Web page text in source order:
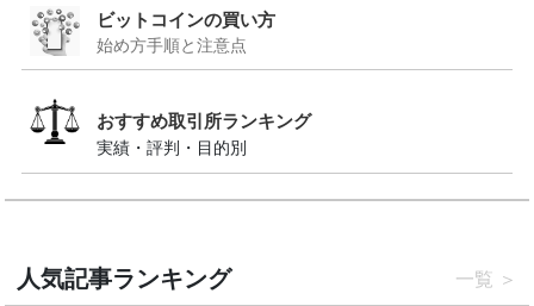
ビットコインの買い方
始め方手順と注意点
おすすめ取引所ランキング
実績・評判・目的別
人気記事ランキング 一覧